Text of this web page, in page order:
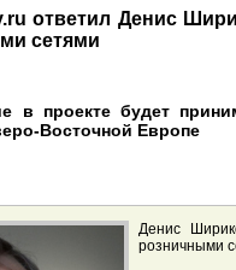
ответил Денис
сетями
в проекте будет
Восточной Европе
Денис
розничными